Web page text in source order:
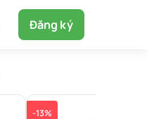
Đăng ký
-13%